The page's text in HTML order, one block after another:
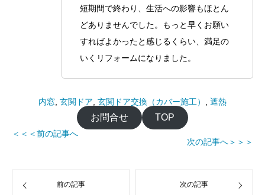
短期間で終わり、生活への影響もほとん
どありませんでした。もっと早くお願い
すればよかったと感じるくらい、満足の
いくリフォームになりました。
内窓 玄関ドア 玄関ドア交換（カバー施工） 遮熱
お問合せ TOP
＜＜＜前の記事へ
次の記事へ＞＞＞
前の記事 次の記事